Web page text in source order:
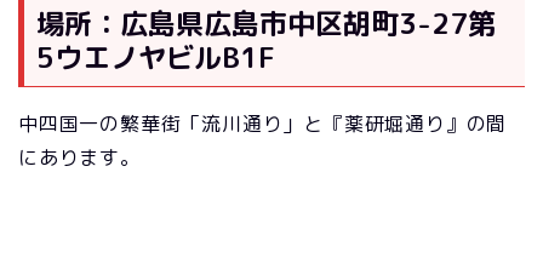
場所：広島県広島市中区胡町3-27第
5ウエノヤビルB1F
中四国一の繁華街「流川通り」と『薬研堀通り』の間
にあります。